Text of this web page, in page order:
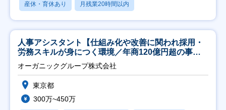
産休・育休あり 月残業20時間以内
人事アシスタント【仕組み化や改善に関われ採用・
労務スキルが身につく環境／年商120億円超の事業
会社】
オーガニックグループ株式会社
東京都
300万~450万